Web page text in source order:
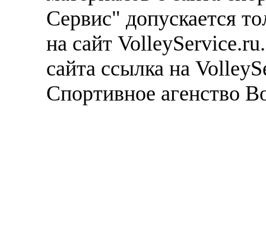
Сервис" допускается
на сайт
сайта ссылка на
Спортивное агенство